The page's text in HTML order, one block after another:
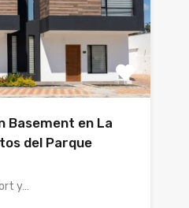
Basement en La
del Parque
y…